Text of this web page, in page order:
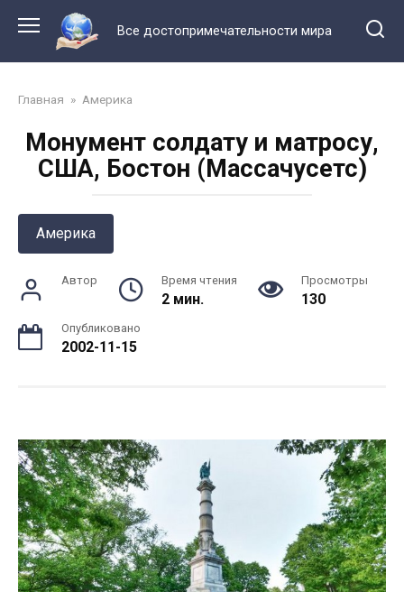
контенту
Все достопримечательности мира
Главная » Америка
Монумент солдату и матросу,
США, Бостон (Массачусетс)
Америка
Автор Время чтения
2 мин.
Просмотры
130
Опубликовано
2002-11-15